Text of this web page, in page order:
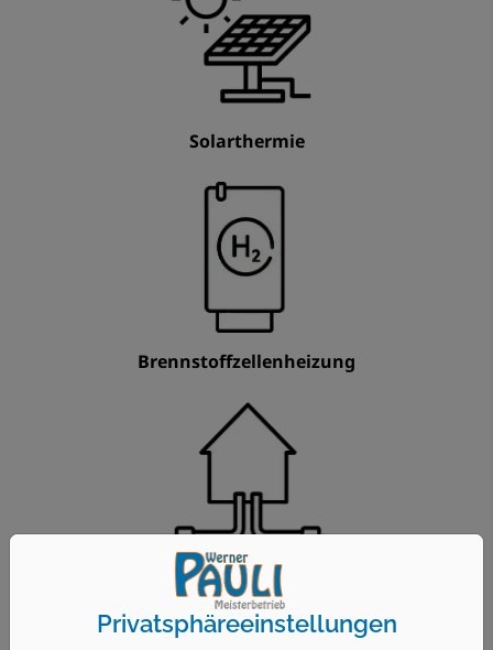
Solarthermie
Brennstoffzellenheizung
Anschluss an ein Wärmenetz
Privatsphäre­einstellungen